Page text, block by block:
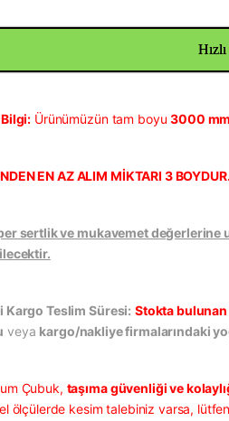
Ürünümüzün tam boyu3000
EN AZ ALIM MİKTARI 3
sertlik ve mukavemet değerlerine
Kargo Teslim Süresi: Stokta
veya kargo/nakliye firmalarındaki
Çubuk, taşıma güvenliği ve
ölçülerde kesim talebiniz varsa,